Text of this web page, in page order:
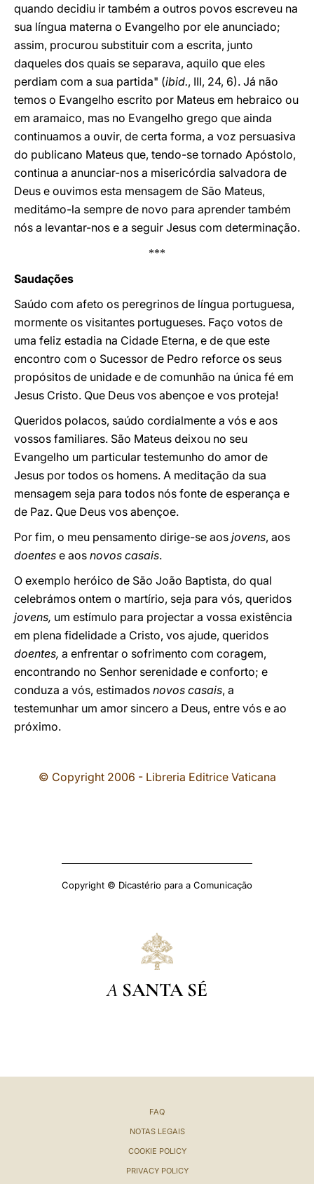
quando decidiu ir também a outros povos escreveu na
sua língua materna o Evangelho por ele anunciado;
assim, procurou substituir com a escrita, junto
daqueles dos quais se separava, aquilo que eles
perdiam com a sua partida" (ibid., III, 24, 6). Já não
temos o Evangelho escrito por Mateus em hebraico ou
em aramaico, mas no Evangelho grego que ainda
continuamos a ouvir, de certa forma, a voz persuasiva
do publicano Mateus que, tendo-se tornado Apóstolo,
continua a anunciar-nos a misericórdia salvadora de
Deus e ouvimos esta mensagem de São Mateus,
meditámo-la sempre de novo para aprender também
nós a levantar-nos e a seguir Jesus com determinação.
***
Saudações
Saúdo com afeto os peregrinos de língua portuguesa,
mormente os visitantes portugueses. Faço votos de
uma feliz estadia na Cidade Eterna, e de que este
encontro com o Sucessor de Pedro reforce os seus
propósitos de unidade e de comunhão na única fé em
Jesus Cristo. Que Deus vos abençoe e vos proteja!
Queridos polacos, saúdo cordialmente a vós e aos
vossos familiares. São Mateus deixou no seu
Evangelho um particular testemunho do amor de
Jesus por todos os homens. A meditação da sua
mensagem seja para todos nós fonte de esperança e
de Paz. Que Deus vos abençoe.
Por fim, o meu pensamento dirige-se aos jovens, aos
doentes e aos novos casais.
O exemplo heróico de São João Baptista, do qual
celebrámos ontem o martírio, seja para vós, queridos
jovens, um estímulo para projectar a vossa existência
em plena fidelidade a Cristo, vos ajude, queridos
doentes, a enfrentar o sofrimento com coragem,
encontrando no Senhor serenidade e conforto; e
conduza a vós, estimados novos casais, a
testemunhar um amor sincero a Deus, entre vós e ao
próximo.
© Copyright 2006 - Libreria Editrice Vaticana
Copyright © Dicastério para a Comunicação
A SANTA SÉ
FAQ
NOTAS LEGAIS
COOKIE POLICY
PRIVACY POLICY